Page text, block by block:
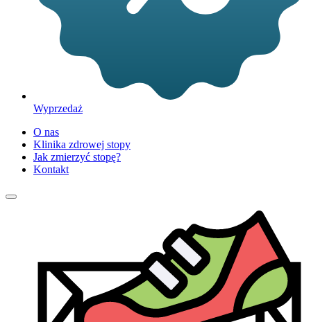
Wyprzedaż
O nas
Klinika zdrowej stopy
Jak zmierzyć stopę?
Kontakt